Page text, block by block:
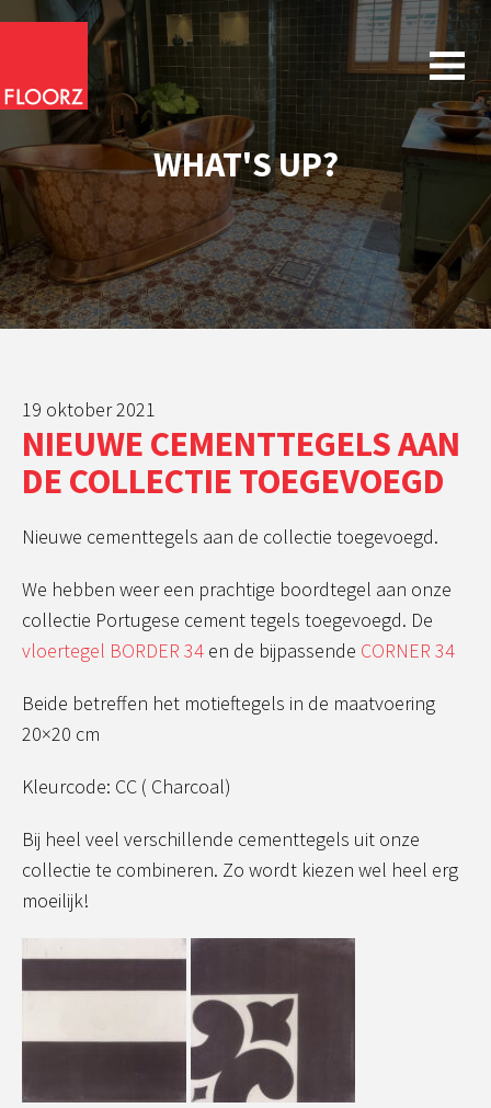
WHAT'S UP?
19 oktober 2021
NIEUWE CEMENTTEGELS AAN
DE COLLECTIE TOEGEVOEGD
Nieuwe cementtegels aan de collectie toegevoegd.
We hebben weer een prachtige boordtegel aan onze
collectie Portugese cement tegels toegevoegd. De
vloertegel BORDER 34 en de bijpassende CORNER 34
Beide betreffen het motieftegels in de maatvoering
20×20 cm
Kleurcode: CC ( Charcoal)
Bij heel veel verschillende cementtegels uit onze
collectie te combineren. Zo wordt kiezen wel heel erg
moeilijk!